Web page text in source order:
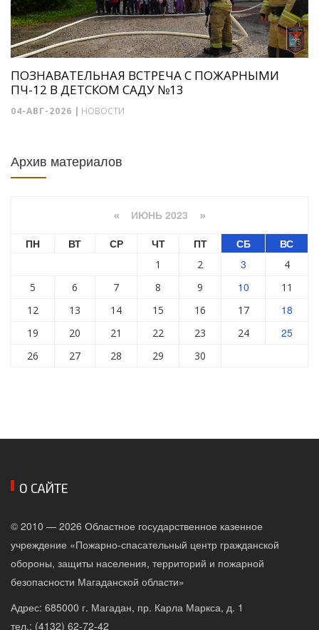
ПОЗНАВАТЕЛЬНАЯ ВСТРЕЧА С ПОЖАРНЫМИ
ПЧ-12 В ДЕТСКОМ САДУ №13
04-АВГ-2026 | НОВОСТИ
Архив материалов
« ИЮНЬ 2023 »
ПН ВТ СР ЧТ ПТ СБ ВС
1 2 3
4
5
6 7 8 9 10
11
12
13 14 15 16 17 18
19 20 21 22 23 24 25
26 27 28 29 30
О САЙТЕ
© 2010 — 2026 Областное государственное казенное
учреждение «Пожарно-спасательный центр гражданской
обороны, защиты населения, территорий и пожарной
безопасности Магаданской области»
Адрес: 685000 г. Магадан, пр. Карла Маркса, д. 1
тел.: (4132) 62-72-42